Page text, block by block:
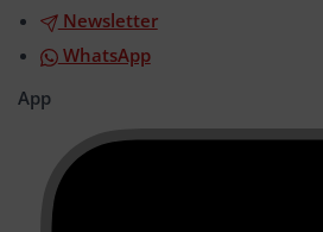
Newsletter
WhatsApp
App